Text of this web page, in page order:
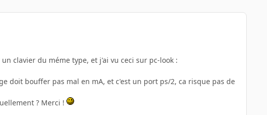
clavier du méme type, et j'ai vu ceci sur pc-look :
doit bouffer pas mal en mA, et c'est un port ps/2, ca risque pas de
? Merci !